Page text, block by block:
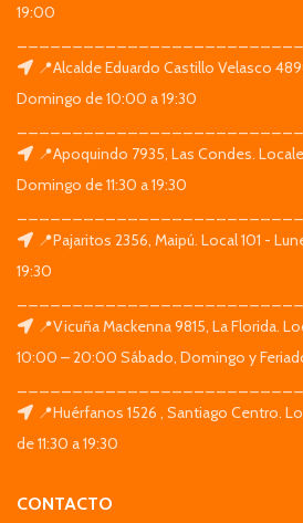
19:00
📍Alcalde Eduardo Castillo Velasco
Domingo de 10:00 a 19:30
📍Apoquindo 7935, Las Condes.
Domingo de 11:30 a 19:30
📍Pajaritos 2356, Maipú. Local 101 -
19:30
📍Vicuña Mackenna 9815, La Florida.
10:00 – 20:00 Sábado, Domingo y
📍Huérfanos 1526 , Santiago Centro.
de 11:30 a 19:30
CONTACTO